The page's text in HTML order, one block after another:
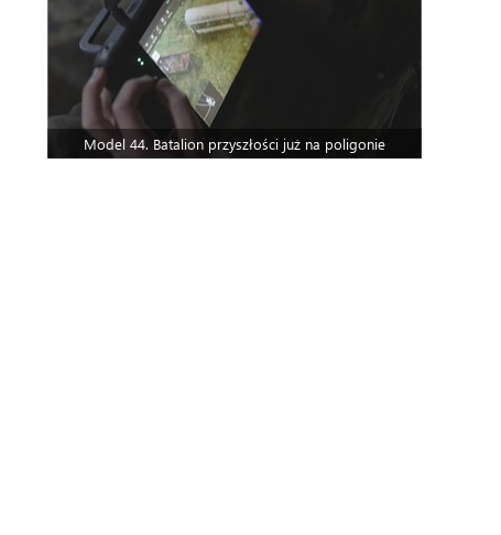
Model 44. Batalion przyszłości już na poligonie